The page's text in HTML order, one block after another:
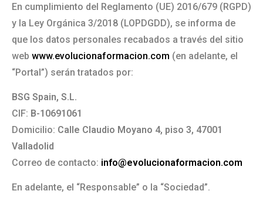
En cumplimiento del Reglamento (UE) 2016/679 (RGPD)
y la Ley Orgánica 3/2018 (LOPDGDD), se informa de
que los datos personales recabados a través del sitio
web www.evolucionaformacion.com (en adelante, el
“Portal”) serán tratados por:
BSG Spain, S.L.
CIF: B-10691061
Domicilio: Calle Claudio Moyano 4, piso 3, 47001
Valladolid
Correo de contacto: info@evolucionaformacion.com
En adelante, el “Responsable” o la “Sociedad”.